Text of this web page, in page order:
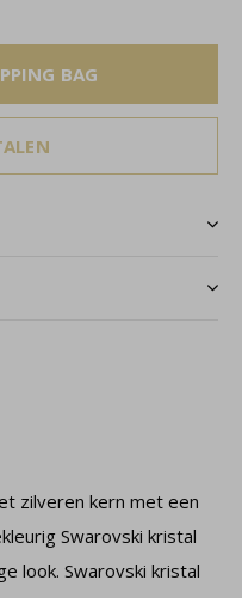
BAG
zilveren kern met een
Swarovski kristal
look. Swarovski kristal